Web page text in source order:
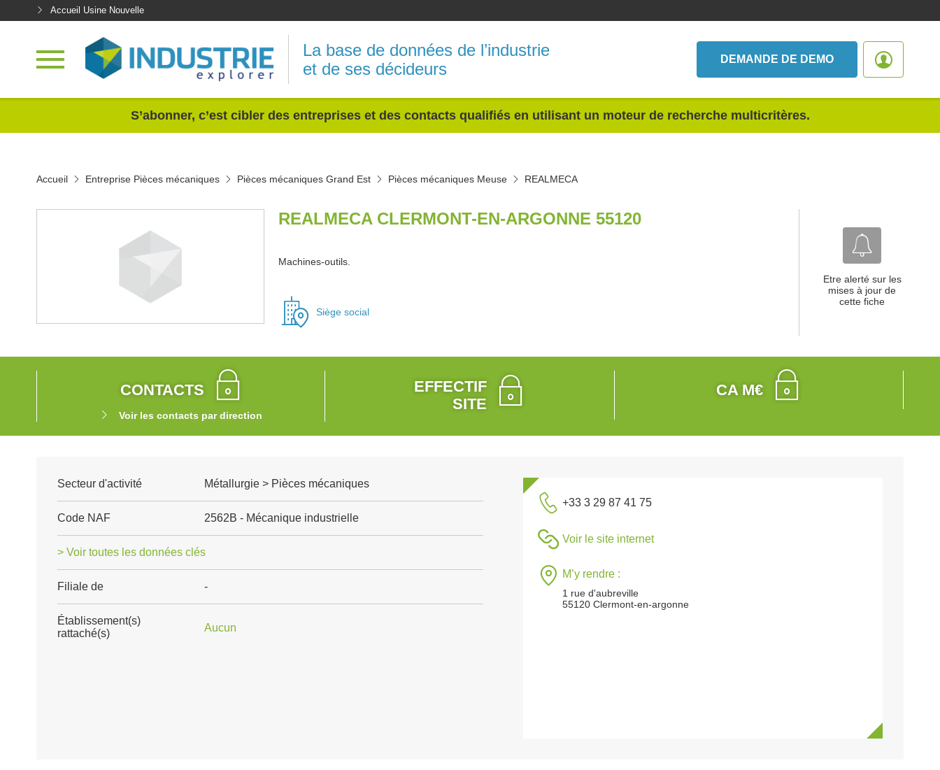
Accueil Usine Nouvelle
La base de données de l’industrie
et de ses décideurs
DEMANDE DE DEMO
S’abonner, c’est cibler des entreprises et des contacts qualifiés en utilisant un moteur de recherche multicritères.
Accueil Entreprise Pièces mécaniques Pièces mécaniques Grand Est Pièces mécaniques Meuse REALMECA
REALMECA CLERMONT-EN-ARGONNE 55120
Machines-outils.
Siège social
Etre alerté sur les
mises à jour de
cette fiche
CONTACTS
Voir les contacts par direction
EFFECTIF
SITE
CA M€
Secteur d'activité Métallurgie > Pièces mécaniques
Code NAF 2562B - Mécanique industrielle
> Voir toutes les données clés
Filiale de -
Établissement(s)
rattaché(s)
Aucun
+33 3 29 87 41 75
Voir le site internet
M’y rendre :
1 rue d'aubreville
55120 Clermont-en-argonne